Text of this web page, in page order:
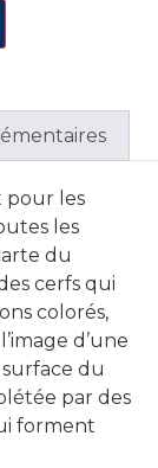
pour les
les
du
cerfs qui
colorés,
d’une
du
par des
forment